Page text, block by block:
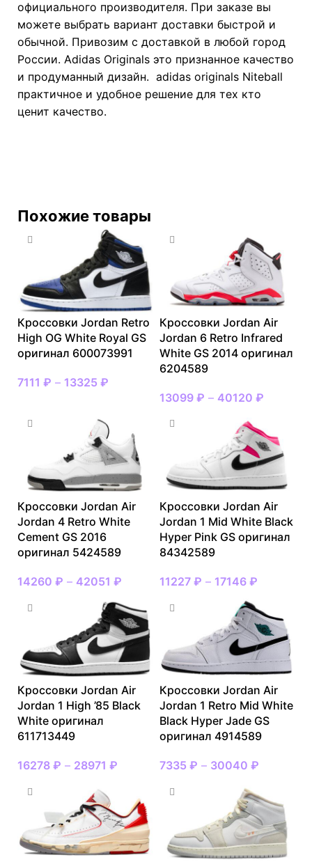
официального производителя. При заказе вы
можете выбрать вариант доставки быстрой и
обычной. Привозим с доставкой в любой город
России. Adidas Originals это признанное качество
и продуманный дизайн. adidas originals Niteball
практичное и удобное решение для тех кто
ценит качество.
Похожие товары
Кроссовки Jordan Retro
High OG White Royal GS
оригинал 600073991
7111 ₽ – 13325 ₽
Кроссовки Jordan Air
Jordan 6 Retro Infrared
White GS 2014 оригинал
6204589
13099 ₽ – 40120 ₽
Кроссовки Jordan Air
Jordan 4 Retro White
Cement GS 2016
оригинал 5424589
14260 ₽ – 42051 ₽
Кроссовки Jordan Air
Jordan 1 Mid White Black
Hyper Pink GS оригинал
84342589
11227 ₽ – 17146 ₽
Кроссовки Jordan Air
Jordan 1 High ’85 Black
White оригинал
611713449
16278 ₽ – 28971 ₽
Кроссовки Jordan Air
Jordan 1 Retro Mid White
Black Hyper Jade GS
оригинал 4914589
7335 ₽ – 30040 ₽